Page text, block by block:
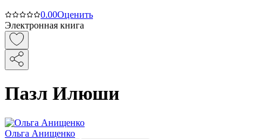
0.00Оценить
Электронная книга
Пазл Илюши
Ольга Анищенко